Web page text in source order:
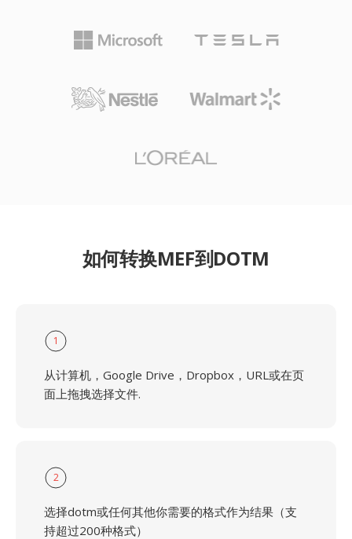
如何转换MEF到DOTM
1
从计算机，Google Drive，Dropbox，URL或在页
面上拖拽选择文件.
2
选择dotm或任何其他你需要的格式作为结果（支
持超过200种格式）